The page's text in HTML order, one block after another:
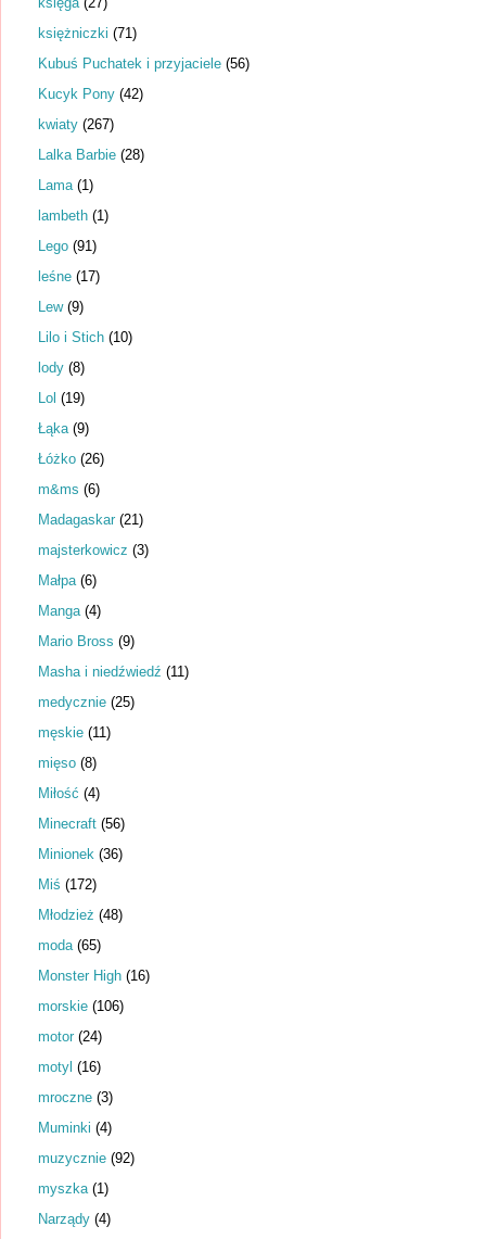
księżniczki (71)
Kubuś Puchatek i przyjaciele (56)
Kucyk Pony (42)
kwiaty (267)
Lalka Barbie (28)
Lama (1)
lambeth (1)
Lego (91)
leśne (17)
Lew (9)
Lilo i Stich (10)
lody (8)
Lol (19)
Łąka (9)
Łóżko (26)
m&ms (6)
Madagaskar (21)
majsterkowicz (3)
Małpa (6)
Manga (4)
Mario Bross (9)
Masha i niedźwiedź (11)
medycznie (25)
męskie (11)
mięso (8)
Miłość (4)
Minecraft (56)
Minionek (36)
Miś (172)
Młodzież (48)
moda (65)
Monster High (16)
morskie (106)
motor (24)
motyl (16)
mroczne (3)
Muminki (4)
muzycznie (92)
myszka (1)
Narządy (4)